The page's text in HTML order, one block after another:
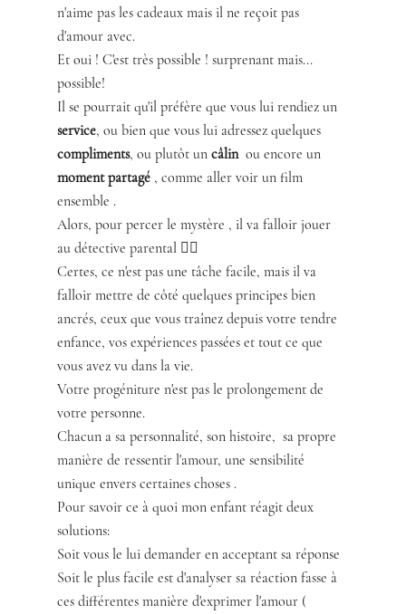
n'aime pas les cadeaux mais il ne reçoit pas
d'amour avec.
Et oui ! C'est très possible ! surprenant mais...
possible!
Il se pourrait qu'il préfère que vous lui rendiez un
service, ou bien que vous lui adressez quelques
compliments, ou plutôt un câlin
  ou encore un
moment partagé , comme aller voir un film
ensemble .
Alors, pour percer le mystère , il va falloir jouer
au détective parental 🕵🏻
Certes, ce n'est pas une tâche facile, mais il va
falloir mettre de côté quelques principes bien
ancrés, ceux que vous traînez depuis votre tendre
enfance, vos expériences passées et tout ce que
vous avez vu dans la vie.
Votre progéniture n'est pas le prolongement de
votre personne.
Chacun a sa personnalité, son histoire,  sa propre
manière de ressentir l'amour, une sensibilité
unique envers certaines choses .
Pour savoir ce à quoi mon enfant réagit deux
solutions:
Soit vous le lui demander en acceptant sa réponse
Soit le plus facile est d'analyser sa réaction fasse à
ces différentes manière d'exprimer l'amour (